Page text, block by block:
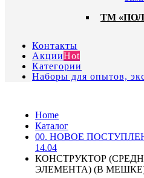
ТМ
Контакты
АкцииHot
Категории
Наборы для опытов,
Home
Каталог
00. HОВОЕ
14.04
КОНСТРУКТОР
ЭЛЕМЕНТА) (В МЕШКЕ)